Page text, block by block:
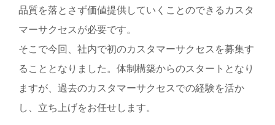
品質を落とさず価値提供していくことのできるカスタ
マーサクセスが必要です。
そこで今回、社内で初のカスタマーサクセスを募集す
ることとなりました。体制構築からのスタートとなり
ますが、過去のカスタマーサクセスでの経験を活か
し、立ち上げをお任せします。